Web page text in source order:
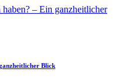
Blick